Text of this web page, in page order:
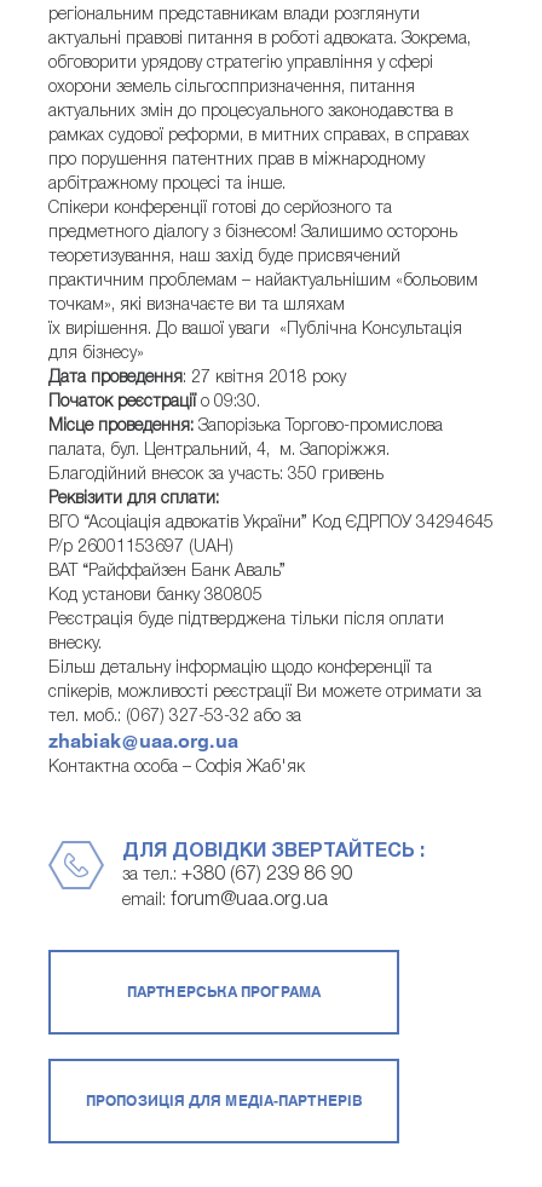
регіональним представникам влади розглянути
актуальні правові питання в роботі адвоката. Зокрема,
обговорити урядову стратегію управління у сфері
охорони земель сільгосппризначення, питання
актуальних змін до процесуального законодавства в
рамках судової реформи, в митних справах, в справах
про порушення патентних прав в міжнародному
арбітражному процесі та інше.
Спікери конференції готові до серйозного та
предметного діалогу з бізнесом! Залишимо осторонь
теоретизування, наш захід буде присвячений
практичним проблемам – найактуальнішим «больовим
точкам», які визначаєте ви та шляхам
їх вирішення. До вашої уваги «Публічна Консультація
для бізнесу»
Дата проведення: 27 квітня 2018 року
Початок реєстрації о 09:30.
Місце проведення: Запорізька Торгово-промислова
палата, бул. Центральний, 4, м. Запоріжжя.
Благодійний внесок за участь: 350 гривень
Реквізити для сплати:
ВГО “Асоціація адвокатів України” Код ЄДРПОУ 34294645
Р/р 26001153697 (UAH)
ВАТ “Райффайзен Банк Аваль”
Код установи банку 380805
Реєстрація буде підтверджена тільки після оплати
внеску.
Більш детальну інформацію щодо конференції та
спікерів, можливості реєстрації Ви можете отримати за
тел. моб.: (067) 327-53-32 або за
zhabiak@uaa.org.ua
Контактна особа – Софія Жаб'як
ДЛЯ ДОВІДКИ ЗВЕРТАЙТЕСЬ :
за тел.: +380 (67) 239 86 90
email: forum@uaa.org.ua
ПАРТНЕРСЬКА ПРОГРАМА
ПРОПОЗИЦІЯ ДЛЯ МЕДІА-ПАРТНЕРІВ